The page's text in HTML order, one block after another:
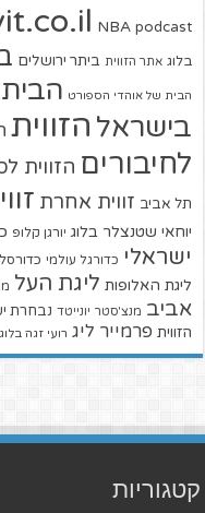
NBA podcast
בלוג אתר הזווית ביתר ירושלים
הבית של אוהדי הספורט
בישראל הזווית
לחיבורים הזווית
תל אביב זווית אחרת
יוחאי שטנצלר בלוג יורגן קלופ
ישראלי כדורגל עולמי כדורסל
ליגת האלופות ליגת העל
אביב מנצ'סטר יונייטד נבחרת
הזווית פרמייר ליג רועי זגה בלוג
קטגוריות